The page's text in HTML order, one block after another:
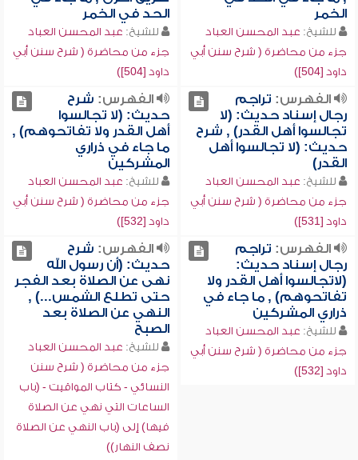
الخمر
للشيخ: عبد المحسن العباد
جزء من محاضرة ( شرح سنن أبي
داود [504])
الحد في الخمر
للشيخ: عبد المحسن العباد
جزء من محاضرة ( شرح سنن أبي
داود [504])
الفهرس: تراجم
رجال إسناد حديث: (لا
تجالسوا أهل القدر) , شرح
حديث: (لا تجالسوا أهل
القدر)
للشيخ: عبد المحسن العباد
جزء من محاضرة ( شرح سنن أبي
داود [531])
الفهرس: شرح
حديث: (لا تجالسوا
أهل القدر ولا تفاتحوهم) ,
ما جاء في ذراري
المشركين
للشيخ: عبد المحسن العباد
جزء من محاضرة ( شرح سنن أبي
داود [532])
الفهرس: تراجم
رجال إسناد حديث:
(لاتجالسوا أهل القدر ولا
تفاتحوهم) , ما جاء في
ذراري المشركين
للشيخ: عبد المحسن العباد
جزء من محاضرة ( شرح سنن أبي
داود [532])
الفهرس: شرح
حديث: (أن رسول الله
نهى عن الصلاة بعد الفجر
حتى تطلع الشمس...) ,
النهي عن الصلاة بعد
الصبح
للشيخ: عبد المحسن العباد
جزء من محاضرة ( شرح سنن
النسائي - كتاب المواقيت - (باب
الساعات التي نهي عن الصلاة
فيها) إلى (باب النهي عن الصلاة
نصف النهار))